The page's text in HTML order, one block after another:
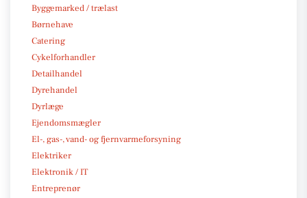
Byggemarked / trælast
Børnehave
Catering
Cykelforhandler
Detailhandel
Dyrehandel
Dyrlæge
Ejendomsmægler
El-, gas-, vand- og fjernvarmeforsyning
Elektriker
Elektronik / IT
Entreprenør